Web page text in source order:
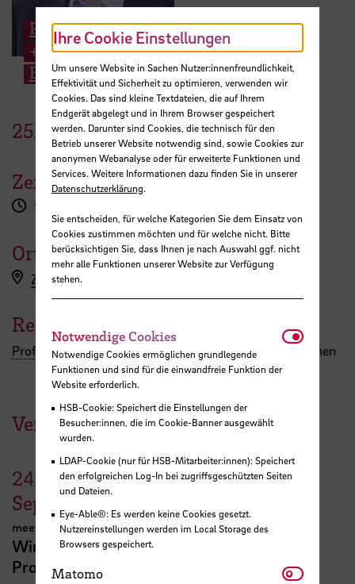
Prof. Dr. Albert Baars
+49 421 5905 2749
E-Mail
25. Januar2022
Zeit
17:00 Uhr
Ort
Zoom
Referent:in
Prof. Dr.Cristina Piazza, Technische Universität München
Veranstaltungen der HSB
24.
September
meetMINT
Wir feiern Frauen in MINT – 10 Jahre
Programm meetMINT
Ihre Cookie Einstellungen
Um unsere Website in Sachen Nutzer:innenfreundlichkeit,
Effektivität und Sicherheit zu optimieren, verwenden wir
Cookies. Das sind kleine Textdateien, die auf Ihrem
Endgerät abgelegt und in Ihrem Browser gespeichert
werden. Darunter sind Cookies, die technisch für den
Betrieb unserer Website notwendig sind, sowie Cookies zur
anonymen Webanalyse oder für erweiterte Funktionen und
Services. Weitere Informationen dazu finden Sie in unserer
Datenschutzerklärung.
Sie entscheiden, für welche Kategorien Sie dem Einsatz von
Cookies zustimmen möchten und für welche nicht. Bitte
berücksichtigen Sie, dass Ihnen je nach Auswahl ggf. nicht
mehr alle Funktionen unserer Website zur Verfügung
stehen.
Notwendige Cookies
Notwendige Cookies ermöglichen grundlegende
Funktionen und sind für die einwandfreie Funktion der
Website erforderlich.
HSB-Cookie: Speichert die Einstellungen der
Besucher:innen, die im Cookie-Banner ausgewählt
wurden.
LDAP-Cookie (nur für HSB-Mitarbeiter:innen): Speichert
den erfolgreichen Log-In bei zugriffsgeschützten Seiten
und Dateien.
Eye-Able®: Es werden keine Cookies gesetzt.
Nutzereinstellungen werden im Local Storage des
Browsers gespeichert.
Matomo Matomo